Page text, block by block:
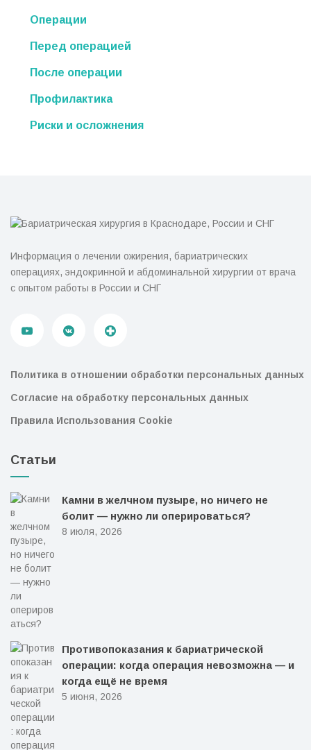
Операции
Перед операцией
После операции
Профилактика
Риски и осложнения
Информация о лечении ожирения, бариатрических
операциях, эндокринной и абдоминальной хирургии от врача
с опытом работы в России и СНГ
Политика в отношении обработки персональных данных
Согласие на обработку персональных данных
Правила Использования Cookie
Статьи
Камни в желчном пузыре, но ничего не
болит — нужно ли оперироваться?
8 июля, 2026
Противопоказания к бариатрической
операции: когда операция невозможна — и
когда ещё не время
5 июня, 2026